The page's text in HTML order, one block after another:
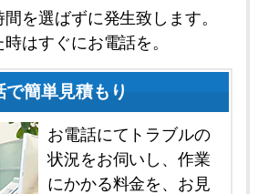
を選ばずに発生致します。
はすぐにお電話を。
で簡単見積もり
お電話にてトラブルの
状況をお伺いし、作業
にかかる料金を、お見